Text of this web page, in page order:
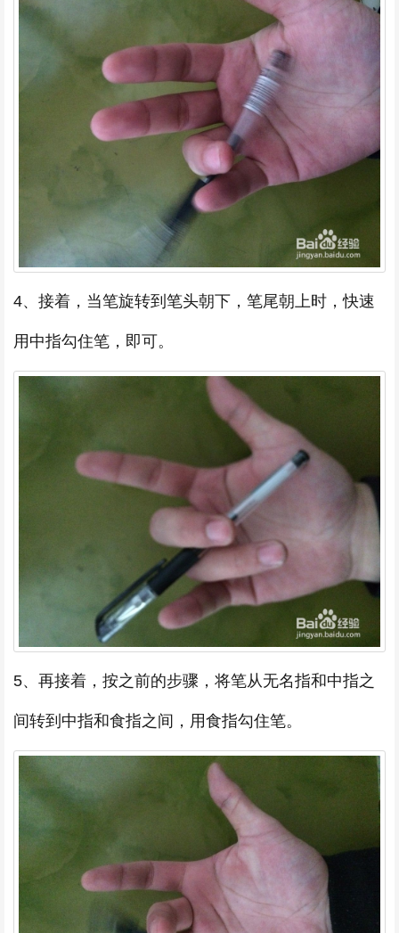
4、接着，当笔旋转到笔头朝下，笔尾朝上时，快速
用中指勾住笔，即可。
5、再接着，按之前的步骤，将笔从无名指和中指之
间转到中指和食指之间，用食指勾住笔。